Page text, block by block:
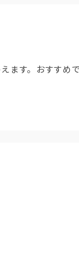
ます。おすすめで